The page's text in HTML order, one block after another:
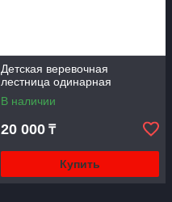
Детская веревочная
лестница одинарная
В наличии
20 000 ₸
Купить